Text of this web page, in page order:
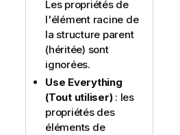
Les propriétés de
l'élément racine de
la structure parent
(héritée) sont
ignorées.
Use Everything
(Tout utiliser): les
propriétés des
éléments de